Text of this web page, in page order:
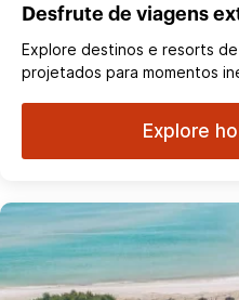
Desfrute de viagens
Explore destinos e resorts
projetados para momentos
Explore